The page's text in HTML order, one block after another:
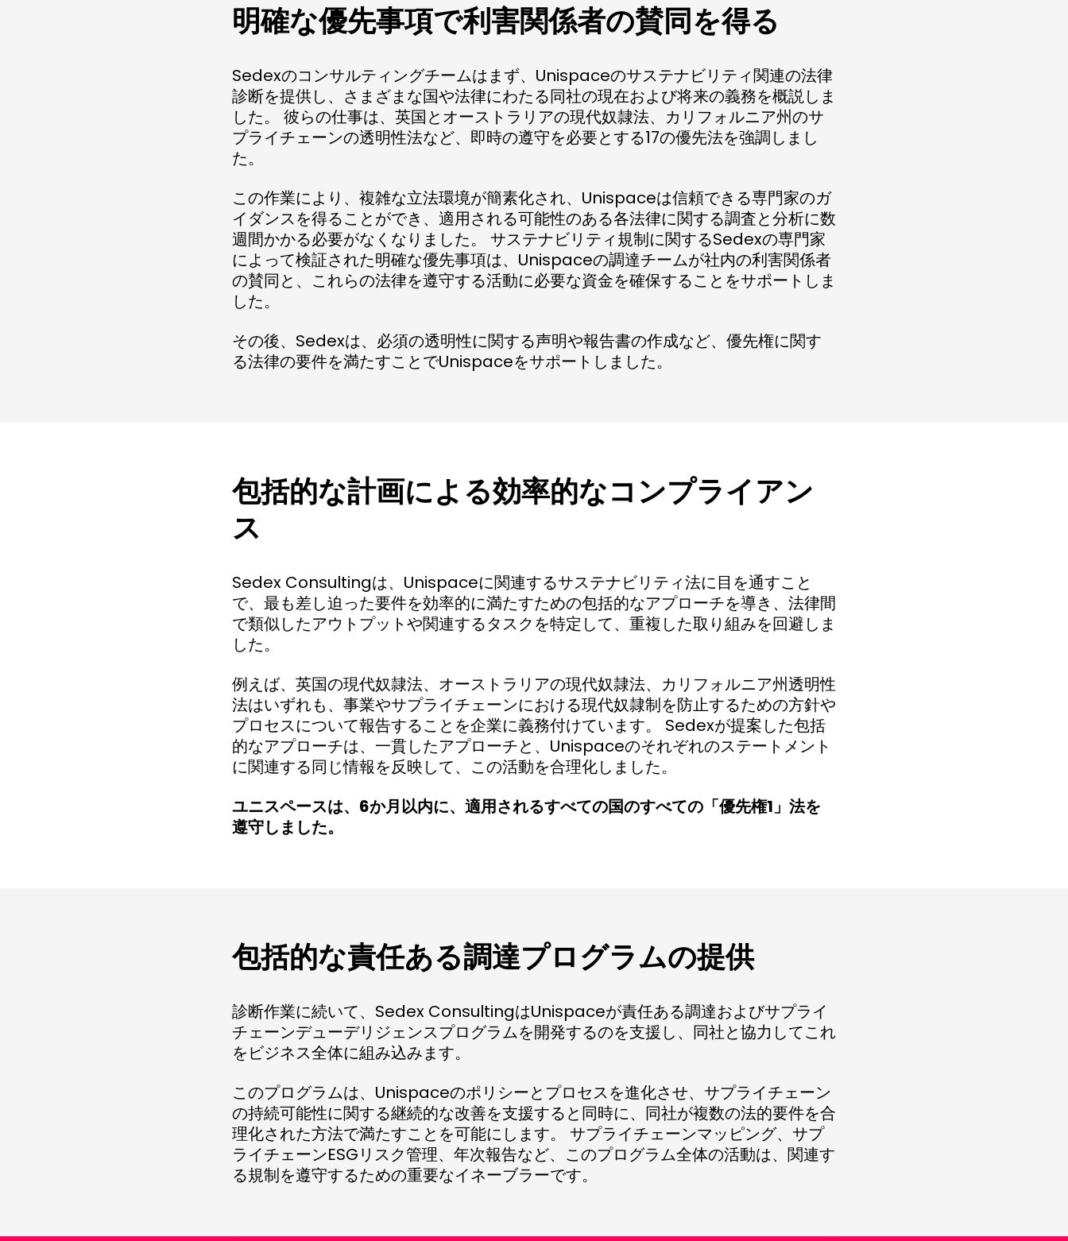
明確な優先事項で利害関係者の賛同を得る
Sedexのコンサルティングチームはまず、Unispaceのサステナビリティ関連の法律
診断を提供し、さまざまな国や法律にわたる同社の現在および将来の義務を概説しま
した。 彼らの仕事は、英国とオーストラリアの現代奴隷法、カリフォルニア州のサ
プライチェーンの透明性法など、即時の遵守を必要とする17の優先法を強調しまし
た。
この作業により、複雑な立法環境が簡素化され、Unispaceは信頼できる専門家のガ
イダンスを得ることができ、適用される可能性のある各法律に関する調査と分析に数
週間かかる必要がなくなりました。 サステナビリティ規制に関するSedexの専門家
によって検証された明確な優先事項は、Unispaceの調達チームが社内の利害関係者
の賛同と、これらの法律を遵守する活動に必要な資金を確保することをサポートしま
した。
その後、Sedexは、必須の透明性に関する声明や報告書の作成など、優先権に関す
る法律の要件を満たすことでUnispaceをサポートしました。
包括的な計画による効率的なコンプライアン
ス
Sedex Consultingは、Unispaceに関連するサステナビリティ法に目を通すこと
で、最も差し迫った要件を効率的に満たすための包括的なアプローチを導き、法律間
で類似したアウトプットや関連するタスクを特定して、重複した取り組みを回避しま
した。
例えば、英国の現代奴隷法、オーストラリアの現代奴隷法、カリフォルニア州透明性
法はいずれも、事業やサプライチェーンにおける現代奴隷制を防止するための方針や
プロセスについて報告することを企業に義務付けています。 Sedexが提案した包括
的なアプローチは、一貫したアプローチと、Unispaceのそれぞれのステートメント
に関連する同じ情報を反映して、この活動を合理化しました。
ユニスペースは、6か月以内に、適用されるすべての国のすべての「優先権1」法を
遵守しました。
包括的な責任ある調達プログラムの提供
診断作業に続いて、Sedex ConsultingはUnispaceが責任ある調達およびサプライ
チェーンデューデリジェンスプログラムを開発するのを支援し、同社と協力してこれ
をビジネス全体に組み込みます。
このプログラムは、Unispaceのポリシーとプロセスを進化させ、サプライチェーン
の持続可能性に関する継続的な改善を支援すると同時に、同社が複数の法的要件を合
理化された方法で満たすことを可能にします。 サプライチェーンマッピング、サプ
ライチェーンESGリスク管理、年次報告など、このプログラム全体の活動は、関連す
る規制を遵守するための重要なイネーブラーです。